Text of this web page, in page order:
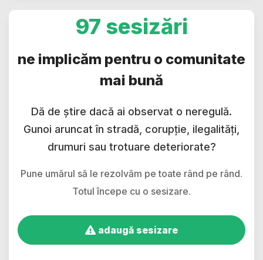
97 sesizări
ne implicăm pentru o comunitate
mai bună
Dă de știre dacă ai observat o neregulă.
Gunoi aruncat în stradă, corupție, ilegalități,
drumuri sau trotuare deteriorate?
Pune umărul să le rezolvăm pe toate rând pe rând.
Totul începe cu o sesizare.
adaugă sesizare